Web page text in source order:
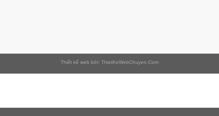
Thiết kế web bởi: ThietKeWebChuyen.Com